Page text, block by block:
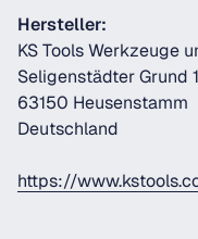
Hersteller:
KS Tools Werkzeuge
Seligenstädter Grund
63150 Heusenstamm
Deutschland
https://